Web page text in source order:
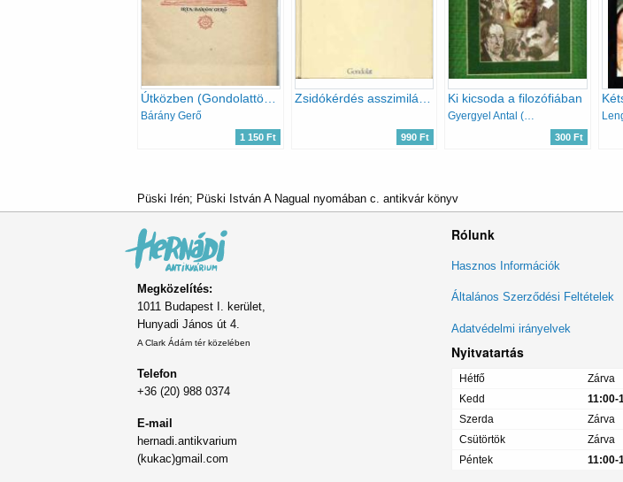
Bárány Gerő
1 150 Ft 990 Ft
Ki kicsoda a filozófiában
Gyergyel Antal (szerk.)
300 Ft
Püski Irén; Püski István A Nagual nyomában c. antikvár könyv
Megközelítés:
1011 Budapest I. kerület,
Hunyadi János út 4.
A Clark Ádám tér közelében
Telefon
+36 (20) 988 0374
E-mail
hernadi.antikvarium
(kukac)gmail.com
Rólunk
Lábléc
menü
Hasznos Információk
Általános Szerződési Feltételek
Adatvédelmi irányelvek
Nyitvatartás
Hétfő
Zárva
Kedd
11:00-
Szerda
Zárva
Csütörtök
Zárva
Péntek
11:00-